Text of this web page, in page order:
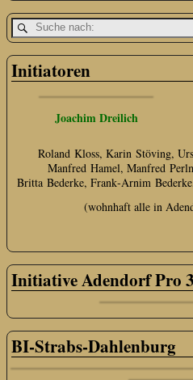
Initiatoren
Joachim Dreilich
Roland Kloss, Karin Stöving,
Manfred Hamel, Manfred
Britta Bederke, Frank‑Arnim
(wohnhaft alle in
Initiative Adendorf Pro
BI-Strabs-Dahlenburg